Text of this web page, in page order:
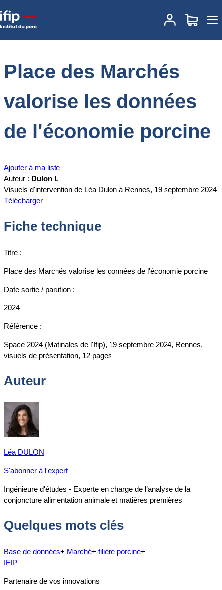
Accueil
Place des Marchés valorise les données
de l'économie porcine
Place des Marchés
valorise les données
de l'économie porcine
Ajouter à ma liste
Auteur : Dulon L
Visuels d'intervention de Léa Dulon à Rennes, 19 septembre 2024
Télécharger
Fiche technique
Titre :
Place des Marchés valorise les données de l'économie porcine
Date sortie / parution :
2024
Référence :
Space 2024 (Matinales de l'Ifip), 19 septembre 2024, Rennes,
visuels de présentation, 12 pages
Auteur
Léa DULON
S'abonner à l'expert
Ingénieure d'études - Experte en charge de l’analyse de la
conjoncture alimentation animale et matières premières
Quelques mots clés
Base de données+ Marché+ filière porcine+
IFIP
Partenaire de vos innovations